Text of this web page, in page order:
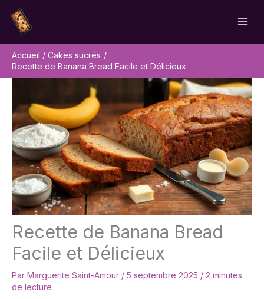
contenu
Accueil
Cakes sucrés
Recette de Banana Bread Facile et Délicieux
Recette de Banana Bread
Facile et Délicieux
Par Marguerite Saint-Amour / 5 septembre 2025 / 2 minutes
de lecture
Rechercher